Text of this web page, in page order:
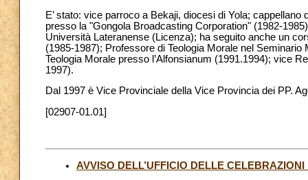
E’ stato: vice parroco a Bekaji, diocesi di Yola;
presso la "Gongola Broadcasting Corporation" (1982-
Università Lateranense (Licenza); ha seguito anche un
(1985-1987); Professore di Teologia Morale nel
Teologia Morale presso l’Alfonsianum (1991.1994); vice
1997).
Dal 1997 è Vice Provinciale della Vice Provincia dei PP.
[02907-01.01]
AVVISO DELL’UFFICIO DELLE